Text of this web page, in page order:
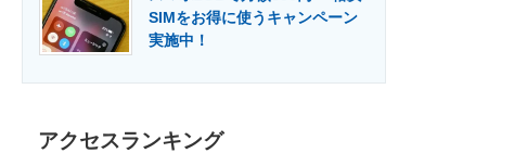
SIMをお得に使うキャンペーン
実施中！
アクセスランキング